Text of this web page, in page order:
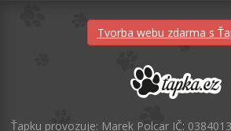
Tvorba webu zdarma s
Ťapku provozuje: Marek Polcar IČ: